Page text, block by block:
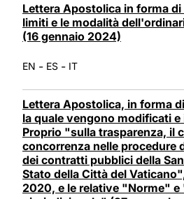
Lettera Apostolica in forma
limiti e le modalità
(16 gennaio 2024)
EN - ES - IT
Lettera Apostolica, in forma
la quale vengono modificati
Proprio "sulla trasparenza, il
concorrenza nelle procedure
dei contratti pubblici della
Stato della Città del
2020, e le relative "Norme" e